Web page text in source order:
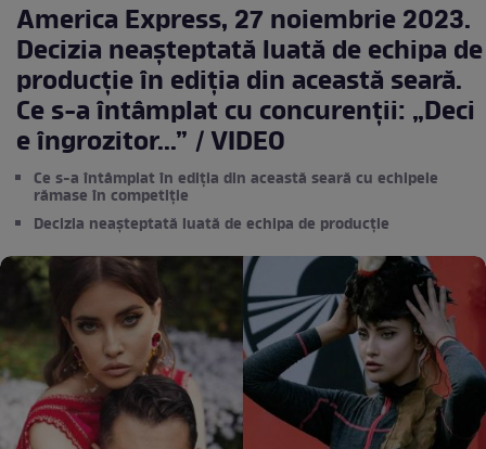
America Express, 27 noiembrie 2023.
Decizia neașteptată luată de echipa de
producție în ediția din această seară.
Ce s-a întâmplat cu concurenții: „Deci
e îngrozitor...” / VIDEO
Ce s-a întâmplat în ediția din această seară cu echipele
rămase în competiție
Decizia neașteptată luată de echipa de producție